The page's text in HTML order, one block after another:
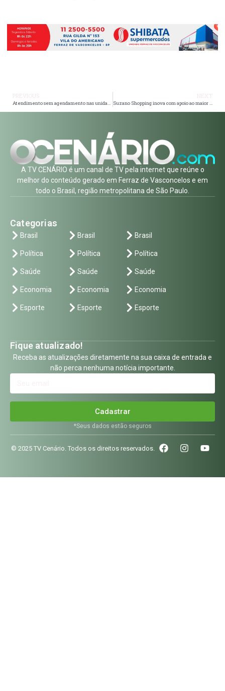
Atendimento sem agendamento nas unidades de saúde de Mogi em casos de suspeita de dengue Suzano Shopping inova com apoio ao maior festival de criatividade do mundo
A TV CENÁRIO é um canal de TV pela internet que reúne o
melhor do conteúdo gerado em Ferraz de Vasconcelos e em
todo o Brasil, região metropolitana de São Paulo.
Categorias
Brasil
Política
Saúde
Economia
Esporte
Brasil
Política
Saúde
Economia
Esporte
Brasil
Política
Saúde
Economia
Esporte
Fique atualizado!
Receba as atualizações diretamente na sua caixa de entrada e
não perca nenhuma notícia importante.
Cadastrar
*Seus dados estão seguros
© 2025 TV Cenário. Todos os direitos reservados.